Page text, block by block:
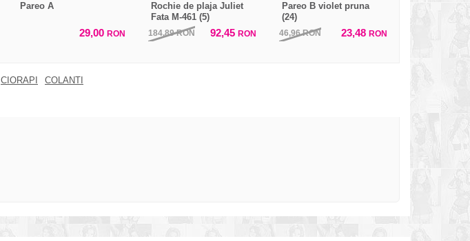
Pareo A
29,00 RON
Rochie de plaja Juliet
Fata M-461 (5)
184,89RON 92,45 RON
Pareo B violet pruna
(24)
46,96RON 23,48 RON
CIORAPI
COLANTI